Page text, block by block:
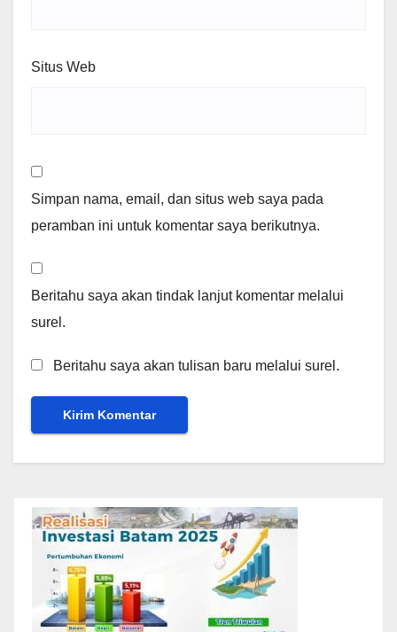
Situs Web
Simpan nama, email, dan situs web saya pada
peramban ini untuk komentar saya berikutnya.
Beritahu saya akan tindak lanjut komentar melalui
surel.
Beritahu saya akan tulisan baru melalui surel.